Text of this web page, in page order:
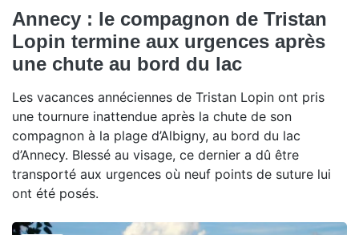
Annecy : le compagnon de Tristan
Lopin termine aux urgences après
une chute au bord du lac
Les vacances annéciennes de Tristan Lopin ont pris
une tournure inattendue après la chute de son
compagnon à la plage d’Albigny, au bord du lac
d’Annecy. Blessé au visage, ce dernier a dû être
transporté aux urgences où neuf points de suture lui
ont été posés.